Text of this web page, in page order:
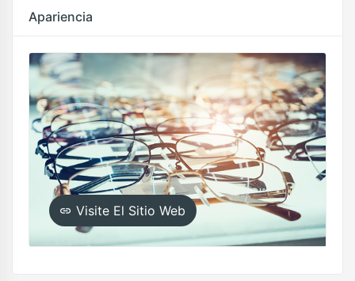
Apariencia
Visite El Sitio Web